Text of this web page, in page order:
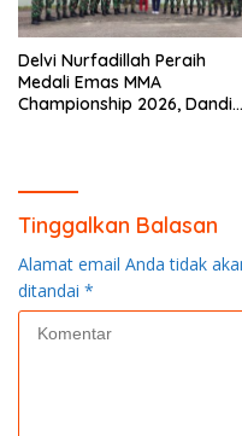
Delvi Nurfadillah Peraih
Medali Emas MMA
Championship 2026, Dandim
Tinggalkan Balasan
Alamat email Anda tidak
ditandai *